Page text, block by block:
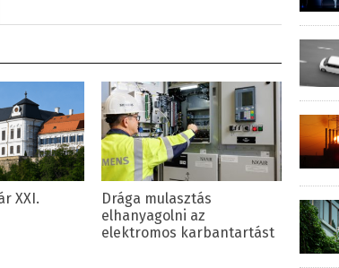
XXI.
Drága mulasztás
elhanyagolni az
elektromos karbantartást